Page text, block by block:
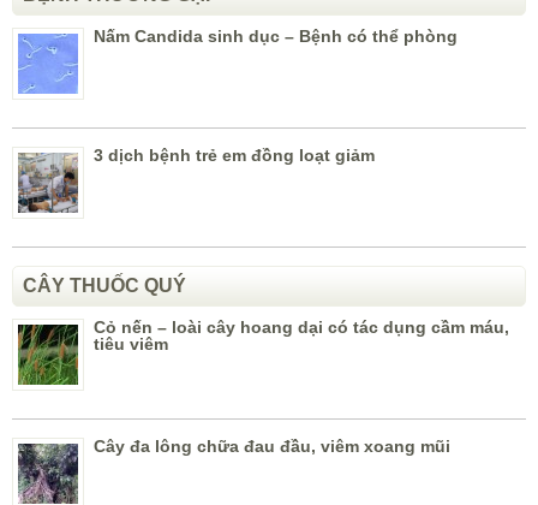
Nấm Candida sinh dục – Bệnh có thể phòng
3 dịch bệnh trẻ em đồng loạt giảm
CÂY THUỐC QUÝ
Cỏ nến – loài cây hoang dại có tác dụng cầm máu,
tiêu viêm
Cây đa lông chữa đau đầu, viêm xoang mũi